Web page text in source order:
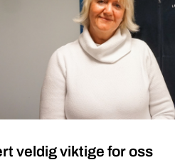
veldig viktige for oss